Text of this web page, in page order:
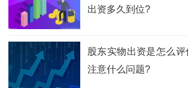
出资多久到位?
股东实物出资是怎么
注意什么问题?